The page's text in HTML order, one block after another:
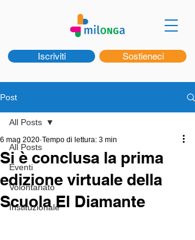
Iscriviti Sostieneci
Post
All Posts
Eventi
Volontariato
Instituzionale
All Posts
Si è conclusa la prima
edizione virtuale della
Scuola El Diamante
6 mag 2020 Tempo di lettura: 3 min